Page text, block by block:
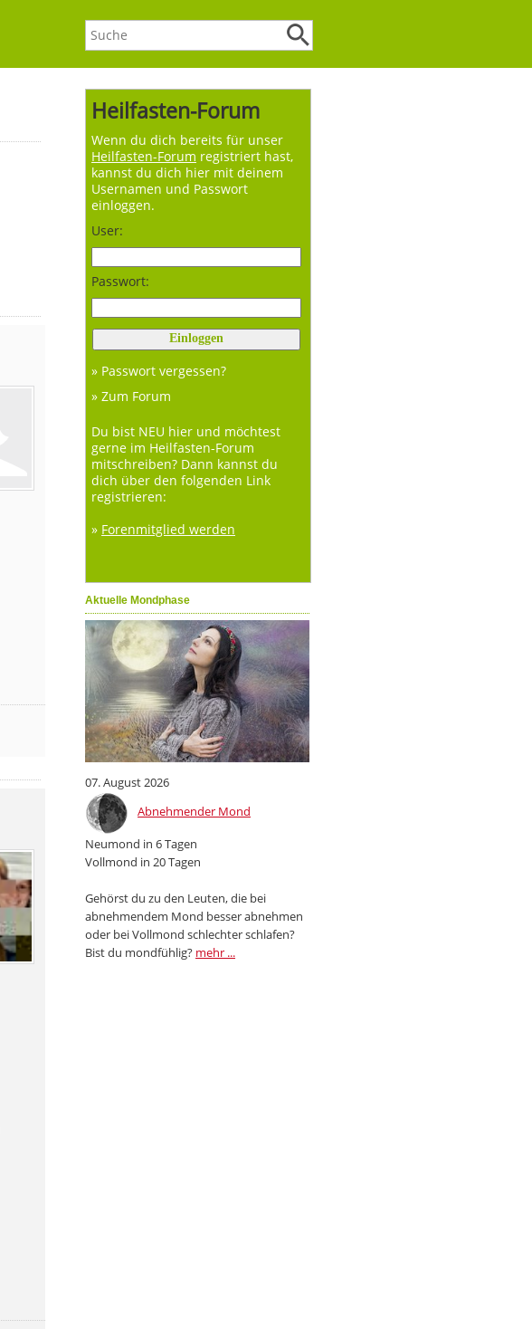
Heilfasten-Forum
Wenn du dich bereits für unser
Heilfasten-Forum registriert hast,
kannst du dich hier mit deinem
Usernamen und Passwort
einloggen.
User:
Passwort:
» Passwort vergessen?
» Zum Forum
Du bist NEU hier und möchtest
gerne im Heilfasten-Forum
mitschreiben? Dann kannst du
dich über den folgenden Link
registrieren:
» Forenmitglied werden
Aktuelle Mondphase
07. August 2026
Abnehmender Mond
Neumond in 6 Tagen
Vollmond in 20 Tagen
Gehörst du zu den Leuten, die bei
abnehmendem Mond besser abnehmen
oder bei Vollmond schlechter schlafen?
Bist du mondfühlig? mehr ...